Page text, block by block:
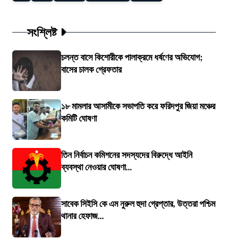
সংশ্লিষ্ট
চলন্ত বাসে কিশোরীকে পালাক্রমে ধর্ষণের অভিযোগ;
বাসের চালক গ্রেফতার
১৮ মামলার আসামীকে সভাপতি করে ফরিদপুর জিয়া মঞ্চের
কমিটি ঘোষণা
তিন নির্বাচন কমিশনের সদস্যদের বিরুদ্ধে আইনি
ব্যবস্থা নেওয়ার ঘোষণা...
সাবেক সিইসি কে এম নুরুল হুদা গ্রেপ্তার, উত্তরা পশ্চিম
থানার হেফাজ...